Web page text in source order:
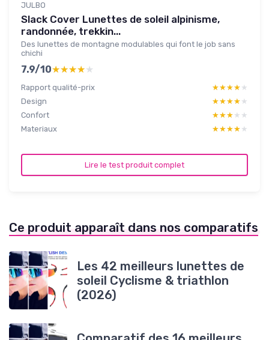
JULBO
Slack Cover Lunettes de soleil alpinisme,
randonnée, trekkin...
Des lunettes de montagne modulables qui font le job sans
chichi
7.9/10★★★★★
★★★★★
Rapport qualité-prix ★★★★★
★★★★★
Design
★★★★★
★★★★★
Confort
★★★★★
★★★★★
Materiaux
★★★★★
★★★★★
Lire le test produit complet
Ce produit apparaît dans nos comparatifs
Les 42 meilleurs lunettes de
soleil Cyclisme & triathlon
(2026)